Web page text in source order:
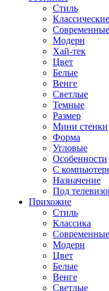
Стиль
Классические
Современные
Модерн
Хай-тек
Цвет
Белые
Венге
Светлые
Темные
Размер
Мини стенки
Форма
Угловые
Особенности
С
Назначение
Под
Прихожие
Стиль
Классика
Современные
Модерн
Цвет
Белые
Венге
Светлые